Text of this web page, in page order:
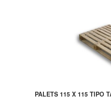
PALETS 115 X 115 TIPO